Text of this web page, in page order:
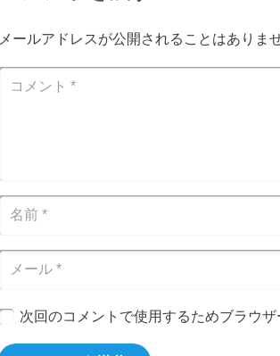
メールアドレスが公開されることはありませ
次回のコメントで使用するためブラウ